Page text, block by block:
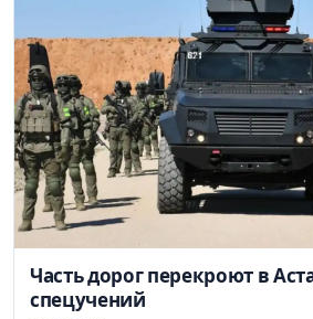
Часть дорог перекроют в
спецучений